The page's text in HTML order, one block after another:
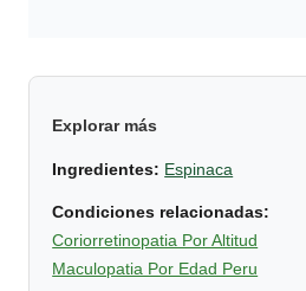
Explorar más
Ingredientes: Espinaca
Condiciones relacionadas:
Coriorretinopatia Por Altitud
Maculopatia Por Edad Peru